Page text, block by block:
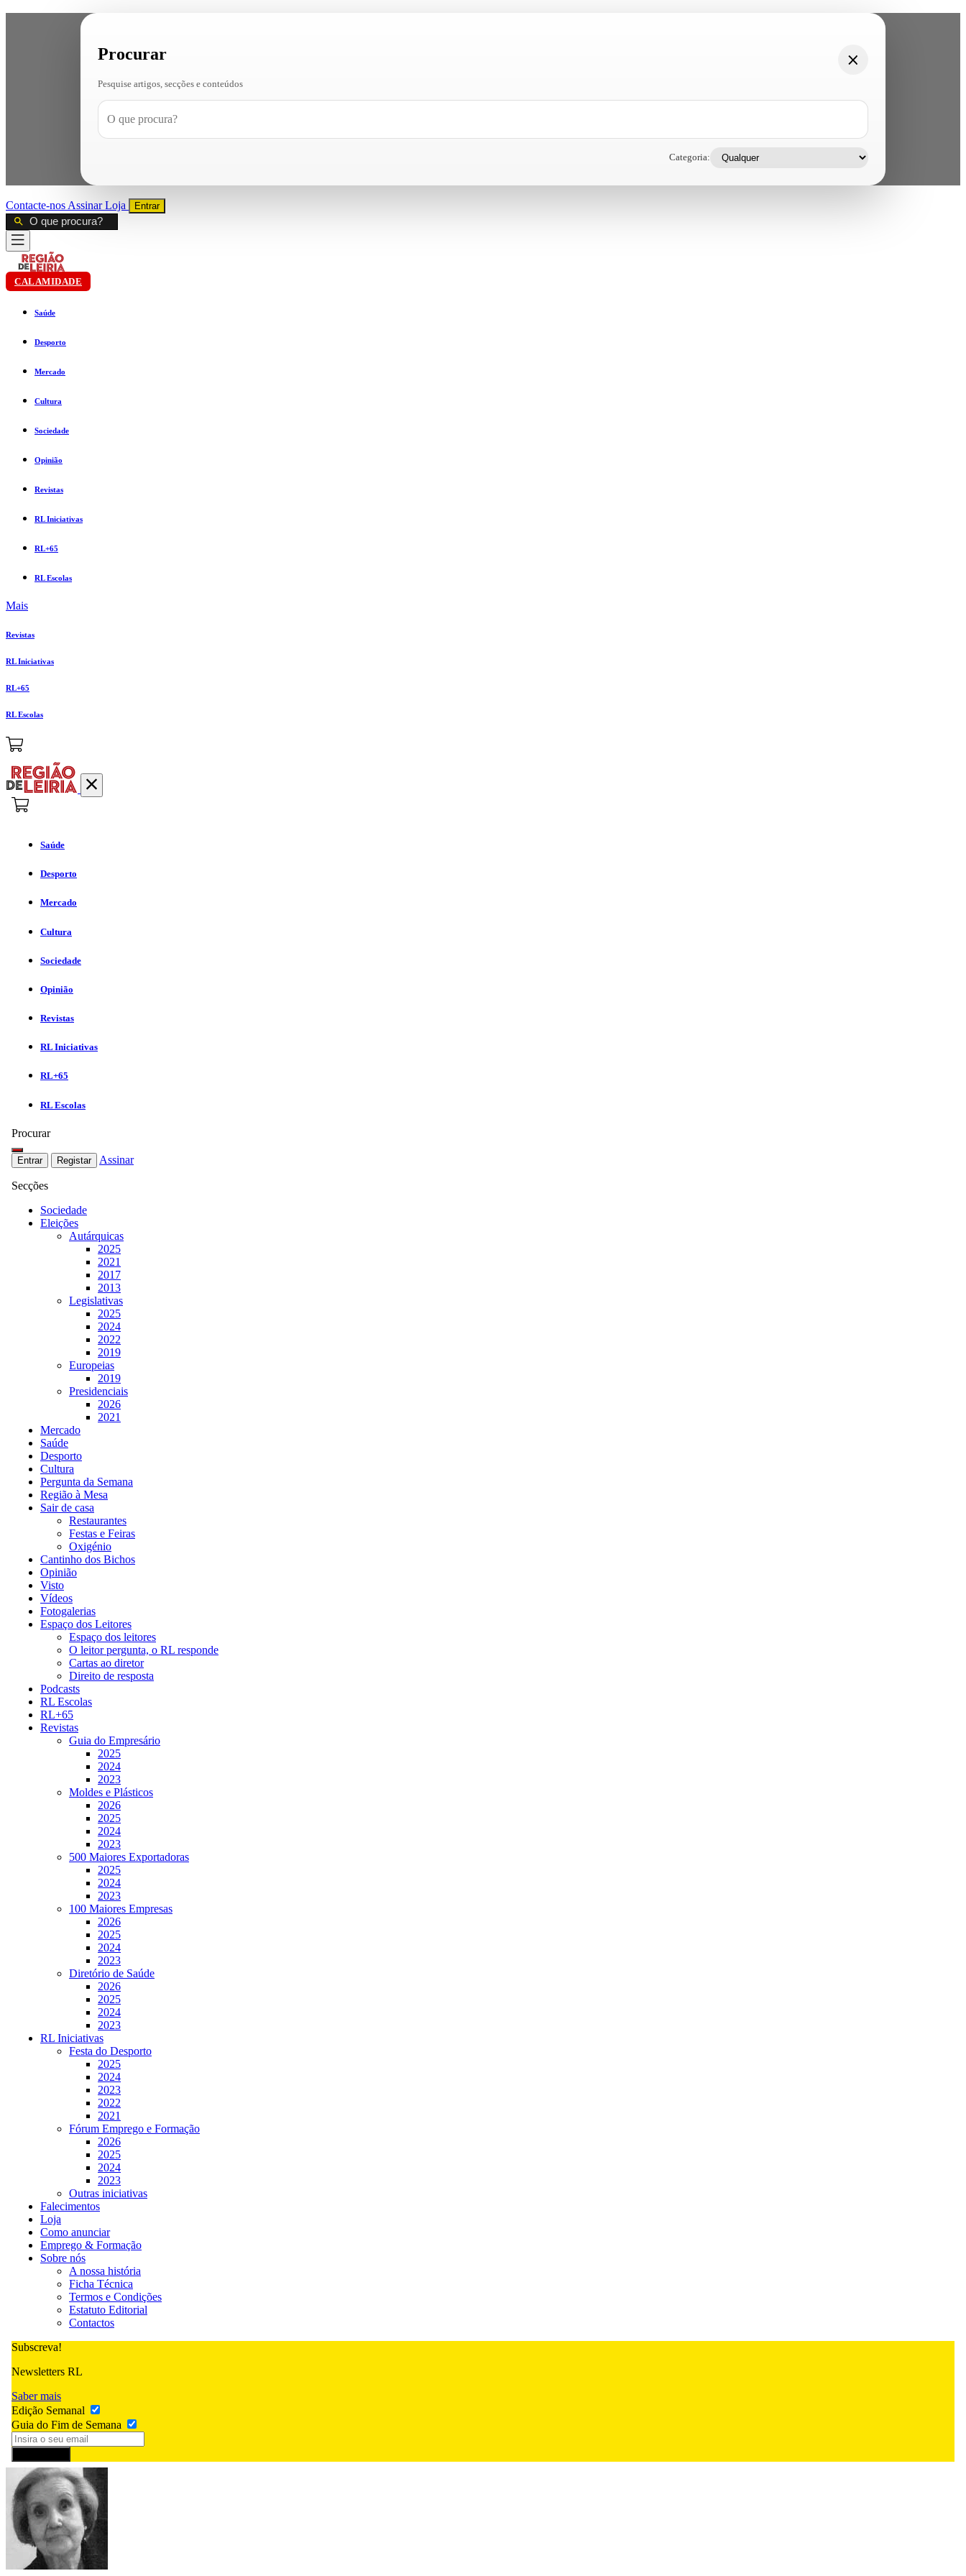
Procurar
Pesquise artigos, secções e conteúdos
Categoria:
Contacte-nos AssinarLoja Entrar
CALAMIDADE
Saúde
Desporto
Mercado
Cultura
Sociedade
Opinião
Revistas
RL Iniciativas
RL+65
RL Escolas
Mais
Revistas
RL Iniciativas
RL+65
RL Escolas
Saúde
Desporto
Mercado
Cultura
Sociedade
Opinião
Revistas
RL Iniciativas
RL+65
RL Escolas
Procurar
Entrar Registar Assinar
Secções
Sociedade
Eleições
Autárquicas
2025
2021
2017
2013
Legislativas
2025
2024
2022
2019
Europeias
2019
Presidenciais
2026
2021
Mercado
Saúde
Desporto
Cultura
Pergunta da Semana
Região à Mesa
Sair de casa
Restaurantes
Festas e Feiras
Oxigénio
Cantinho dos Bichos
Opinião
Visto
Vídeos
Fotogalerias
Espaço dos Leitores
Espaço dos leitores
O leitor pergunta, o RL responde
Cartas ao diretor
Direito de resposta
Podcasts
RL Escolas
RL+65
Revistas
Guia do Empresário
2025
2024
2023
Moldes e Plásticos
2026
2025
2024
2023
500 Maiores Exportadoras
2025
2024
2023
100 Maiores Empresas
2026
2025
2024
2023
Diretório de Saúde
2026
2025
2024
2023
RL Iniciativas
Festa do Desporto
2025
2024
2023
2022
2021
Fórum Emprego e Formação
2026
2025
2024
2023
Outras iniciativas
Falecimentos
Loja
Como anunciar
Emprego & Formação
Sobre nós
A nossa história
Ficha Técnica
Termos e Condições
Estatuto Editorial
Contactos
Subscreva!
Newsletters RL
Saber mais
Edição Semanal
Guia do Fim de Semana